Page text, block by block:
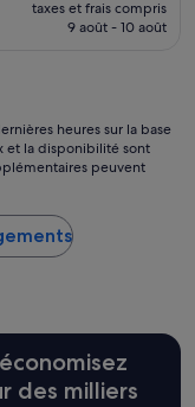
prix
taxes et frais compris
9 août - 10 août
heures sur la base
et la disponibilité sont
peuvent
des milliers